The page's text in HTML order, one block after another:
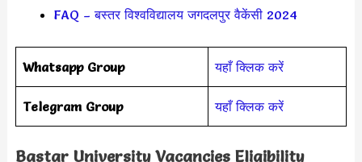
FAQ – बस्तर विश्वविद्यालय जगदलपुर वैकेंसी 2024
Whatsapp Group यहाँ क्लिक करें
Telegram Group यहाँ क्लिक करें
Bastar University Vacancies Eligibility